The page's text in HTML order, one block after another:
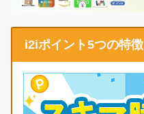
i2iポイント5つの特徴